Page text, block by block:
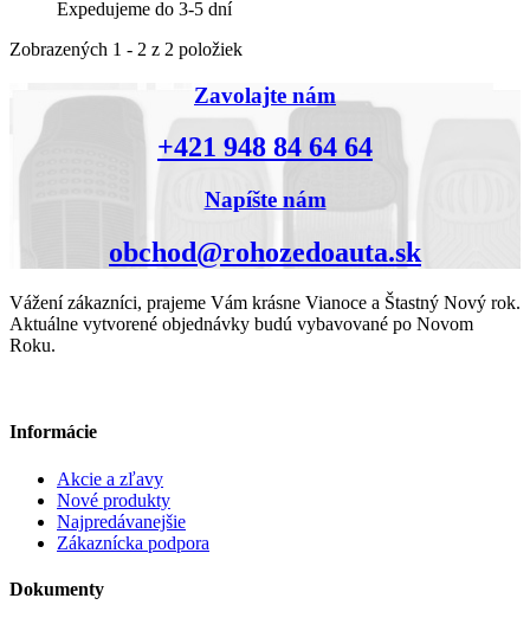
Expedujeme do 3-5 dní
Zobrazených 1 - 2 z 2 položiek
Zavolajte nám
+421 948 84 64 64
Napíšte nám
obchod@rohozedoauta.sk
Vážení zákazníci, prajeme Vám krásne Vianoce a Štastný Nový rok.
Aktuálne vytvorené objednávky budú vybavované po Novom
Roku.
Informácie
Akcie a zľavy
Nové produkty
Najpredávanejšie
Zákaznícka podpora
Dokumenty